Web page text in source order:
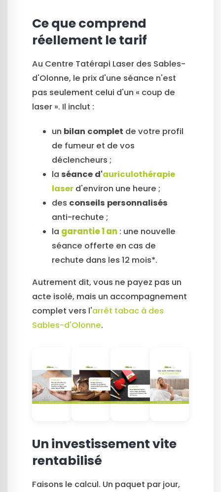
Ce que comprend
réellement le tarif
Au Centre Tatérapi Laser des Sables-
d'Olonne, le prix d'une séance n'est
pas seulement celui d'un « coup de
laser ». Il inclut :
un bilan complet de votre profil
de fumeur et de vos
déclencheurs ;
la séance d'auriculothérapie
laser d'environ une heure ;
des conseils personnalisés
anti-rechute ;
la garantie 1 an : une nouvelle
séance offerte en cas de
rechute dans les 12 mois*.
Autrement dit, vous ne payez pas un
acte isolé, mais un accompagnement
complet vers l'arrêt tabac à des
Sables-d'Olonne.
Un investissement vite
rentabilisé
Faisons le calcul. Un paquet par jour,